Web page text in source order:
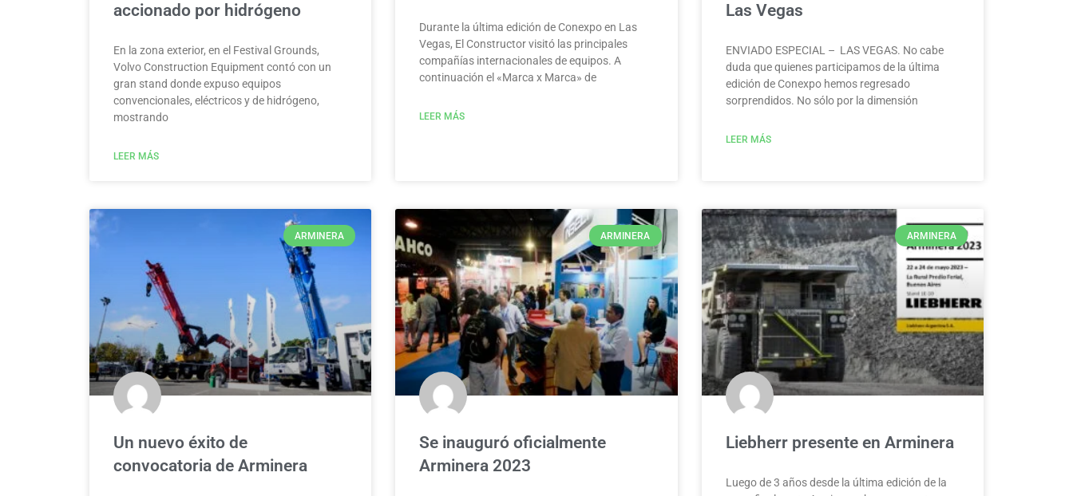
accionado por hidrógeno
En la zona exterior, en el Festival Grounds,
Volvo Construction Equipment contó con un
gran stand donde expuso equipos
convencionales, eléctricos y de hidrógeno,
mostrando
LEER MÁS
Durante la última edición de Conexpo en Las
Vegas, El Constructor visitó las principales
compañías internacionales de equipos. A
continuación el «Marca x Marca» de
LEER MÁS
Las Vegas
ENVIADO ESPECIAL – LAS VEGAS. No cabe
duda que quienes participamos de la última
edición de Conexpo hemos regresado
sorprendidos. No sólo por la dimensión
LEER MÁS
ARMINERA
Un nuevo éxito de
convocatoria de Arminera
ARMINERA
Se inauguró oficialmente
Arminera 2023
ARMINERA
Liebherr presente en Arminera
Luego de 3 años desde la última edición de la